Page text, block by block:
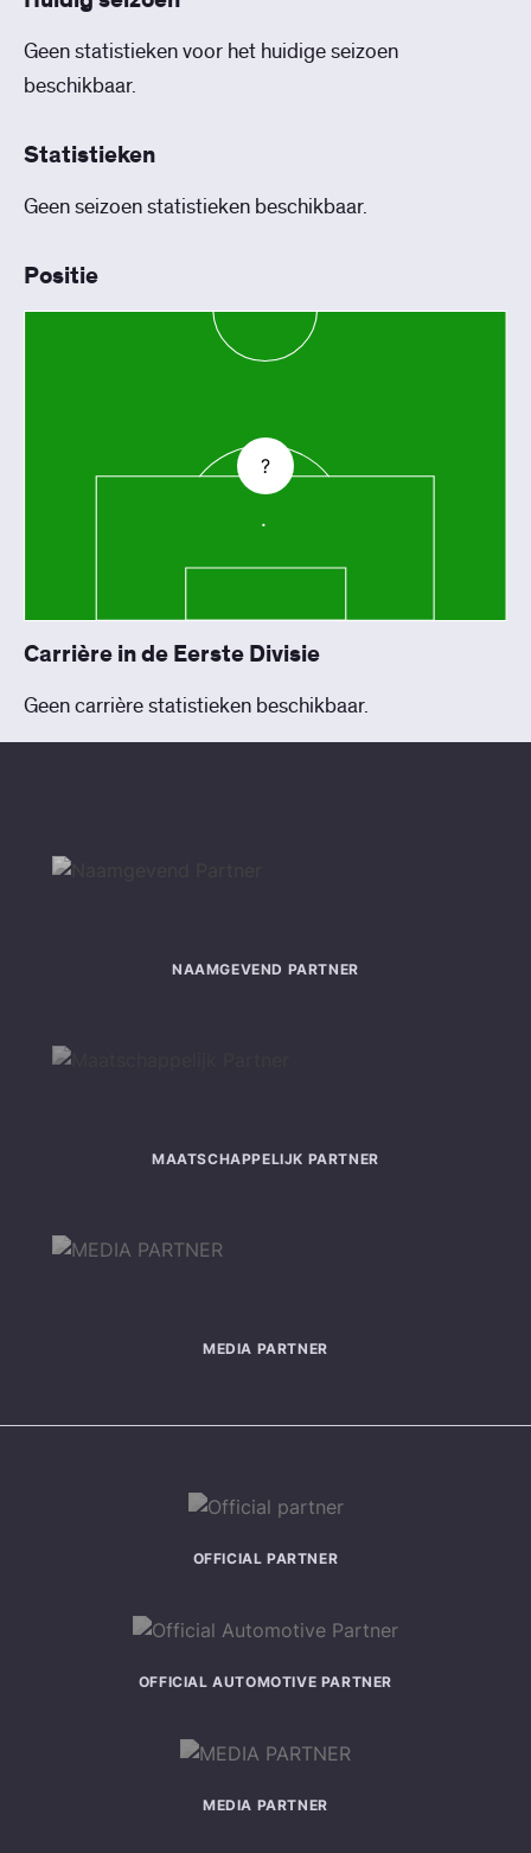
Geen statistieken voor het huidige seizoen
beschikbaar.
Statistieken
Geen seizoen statistieken beschikbaar.
Positie
?
Carrière in de Eerste Divisie
Geen carrière statistieken beschikbaar.
NAAMGEVEND PARTNER
MAATSCHAPPELIJK PARTNER
MEDIA PARTNER
OFFICIAL PARTNER
OFFICIAL AUTOMOTIVE PARTNER
MEDIA PARTNER